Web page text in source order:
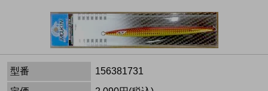
型番
156381731